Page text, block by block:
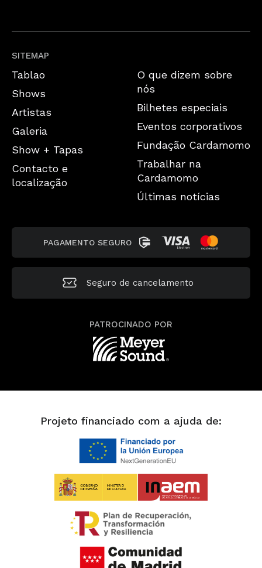
SITEMAP
Tablao
Shows
Artistas
Galeria
Show + Tapas
Contacto e
localização
O que dizem sobre
nós
Bilhetes especiais
Eventos corporativos
Fundação Cardamomo
Trabalhar na
Cardamomo
Últimas notícias
PAGAMENTO SEGURO
Seguro de cancelamento
PATROCINADO POR
Projeto financiado com a ajuda de: